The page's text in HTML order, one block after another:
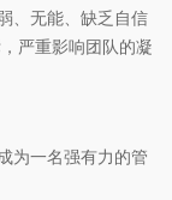
、无能、缺乏自信
严重影响团队的凝
为一名强有力的管